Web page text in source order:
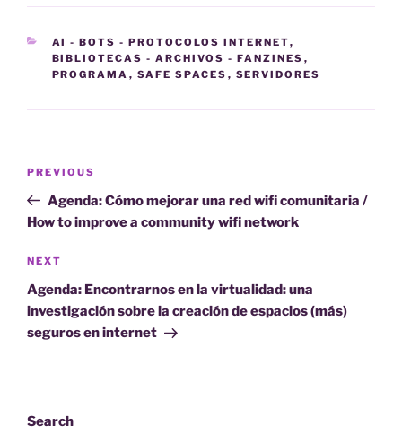
CATEGORIES
AI - BOTS - PROTOCOLOS INTERNET,
BIBLIOTECAS - ARCHIVOS - FANZINES ,
PROGRAMA , SAFE SPACES , SERVIDORES
Previous
Post
PREVIOUS
Agenda: Cómo mejorar una red wifi comunitaria /
How to improve a community wifi network
Next
Post
NEXT
Agenda: Encontrarnos en la virtualidad: una
investigación sobre la creación de espacios (más)
seguros en internet
Search